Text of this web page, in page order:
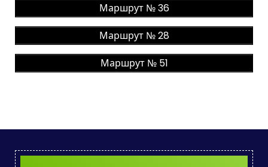
Маршрут № 36
Маршрут № 28
Маршрут № 51